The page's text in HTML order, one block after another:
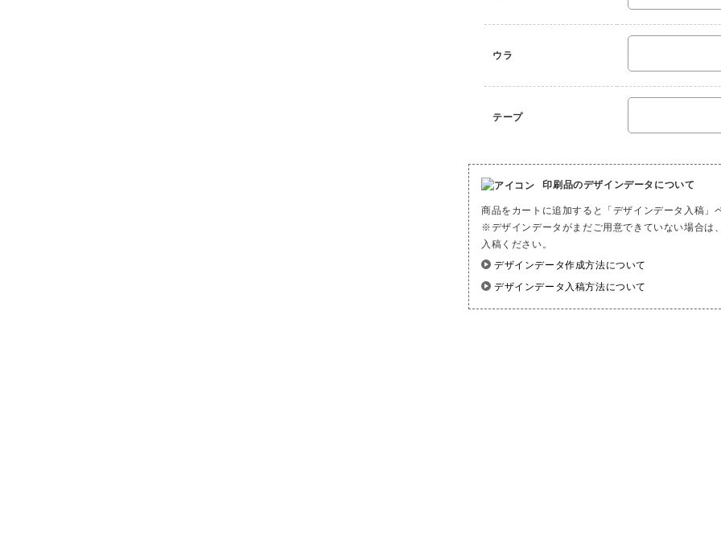
ウラ
テープ
印刷品のデザインデータについて
商品をカートに追加すると「デザインデータ入稿
※デザインデータがまだご用意できていない場合は
入稿ください。
デザインデータ作成方法について
デザインデータ入稿方法について